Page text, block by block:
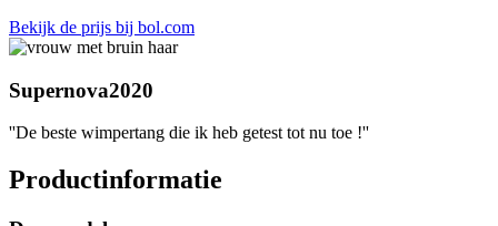
Bekijk de prijs bij bol.com
Supernova2020
''De beste wimpertang die ik heb getest tot nu toe !''
Productinformatie